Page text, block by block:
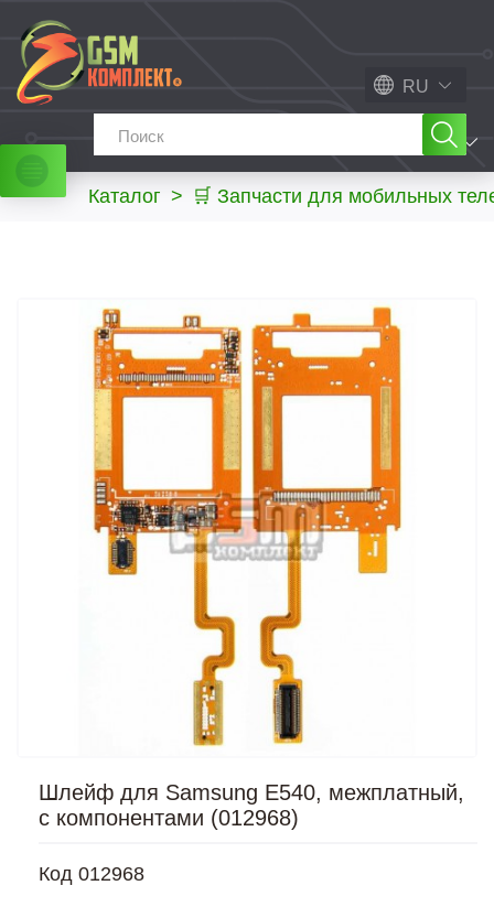
RU
МЕНЮ
Каталог > 🛒 Запчасти для мобильных
Шлейф для Samsung E540, межплатный,
с компонентами (012968)
Код 012968